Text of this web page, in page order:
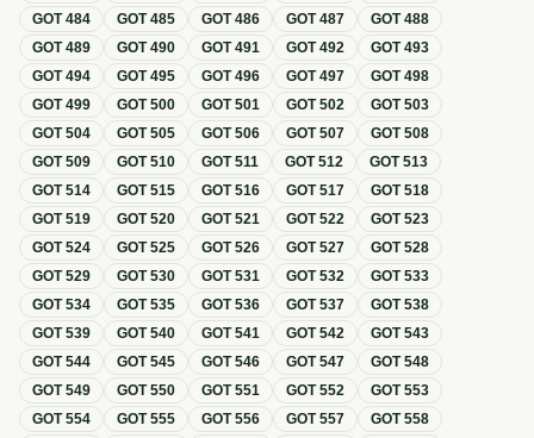
GOT484 GOT485 GOT486 GOT487 GOT488
GOT489 GOT490 GOT491 GOT492 GOT493
GOT494 GOT495 GOT496 GOT497 GOT498
GOT499 GOT500 GOT501 GOT502 GOT503
GOT504 GOT505 GOT506 GOT507 GOT508
GOT509 GOT510 GOT511 GOT512 GOT513
GOT514 GOT515 GOT516 GOT517 GOT518
GOT519 GOT520 GOT521 GOT522 GOT523
GOT524 GOT525 GOT526 GOT527 GOT528
GOT529 GOT530 GOT531 GOT532 GOT533
GOT534 GOT535 GOT536 GOT537 GOT538
GOT539 GOT540 GOT541 GOT542 GOT543
GOT544 GOT545 GOT546 GOT547 GOT548
GOT549 GOT550 GOT551 GOT552 GOT553
GOT554 GOT555 GOT556 GOT557 GOT558